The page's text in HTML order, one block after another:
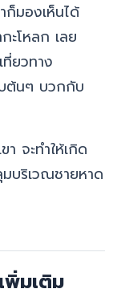
ก็มองเห็นได้
ะโหลก เลย
ยวทาง
ต้นๆ บวกกับ
า จะทำให้เกิด
มบริเวณชายหาด
พิ่มเติม